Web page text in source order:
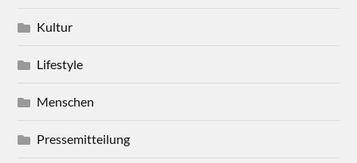
Kultur
Lifestyle
Menschen
Pressemitteilung